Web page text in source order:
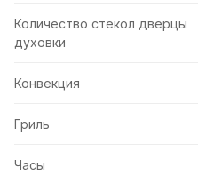
Количество стекол дверцы
духовки
Конвекция
Гриль
Часы